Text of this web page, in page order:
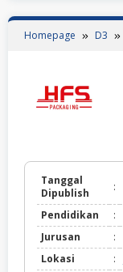
Homepage D3
Tanggal
Dipublish
:
Pendidikan :
Jurusan
:
Lokasi
: